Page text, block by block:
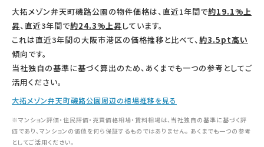
大拓メゾン弁天町磯路公園の物件価格は、直近1年間で約19.1%上
昇、直近3年間で約24.3%上昇しています。
これは直近3年間の大阪市港区の価格推移と比べて、約3.5pt高い
傾向です。
当社独自の基準に基づく算出のため、あくまでも一つの参考としてご
活用ください。
大拓メゾン弁天町磯路公園周辺の相場推移を見る
※マンション評価・住民評価・売買価格相場・賃料相場は、当社独自の基準に基づく評
価であり、マンションの価値を何ら保証するものではありません。 あくまでも一つの参考
としてご活用ください。